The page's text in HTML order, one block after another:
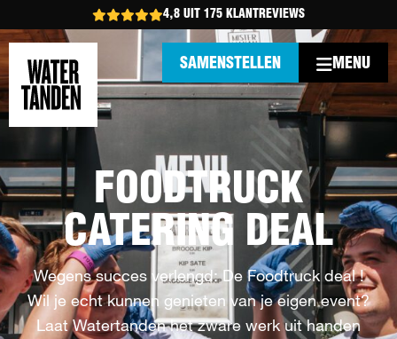
4,8 UIT 175 KLANTREVIEWS
MENU
SAMENSTELLEN
FOODTRUCK
CATERING DEAL
Wegens succes verlengd: De Foodtruck deal !
Wil je echt kunnen genieten van je eigen event?
Laat Watertanden het zware werk uit handen